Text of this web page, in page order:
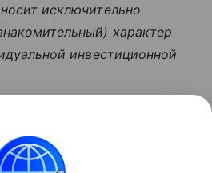
исключительно
характер
инвестиционной
видов
доход, какие бывают виды